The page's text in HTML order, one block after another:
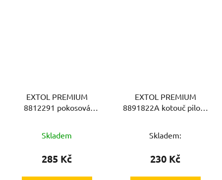
EXTOL PREMIUM
8812291 pokosová
Skladem
285 Kč
EXTOL PREMIUM
8891822A kotouč pilový
Skladem:
230 Kč